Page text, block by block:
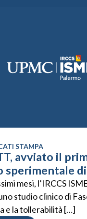
STAMPA
avviato il
sperimentale di
mesi, l’IRCCS
studio clinico di
e la tollerabilità […]